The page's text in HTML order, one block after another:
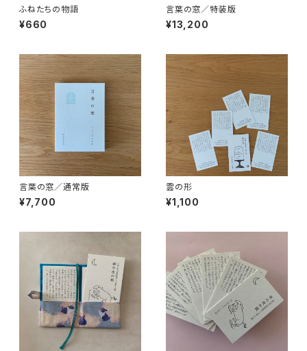
ふねたちの物語
¥660
言葉の窓／特装版
¥13,200
言葉の窓／通常版
¥7,700
雲の形
¥1,100